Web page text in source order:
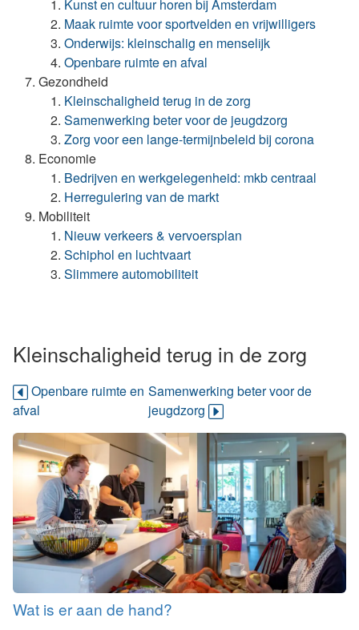
Kunst en cultuur horen bij Amsterdam
Maak ruimte voor sportvelden en vrijwilligers
Onderwijs: kleinschalig en menselijk
Openbare ruimte en afval
Gezondheid
Kleinschaligheid terug in de zorg
Samenwerking beter voor de jeugdzorg
Zorg voor een lange-termijnbeleid bij corona
Economie
Bedrijven en werkgelegenheid: mkb centraal
Herregulering van de markt
Mobiliteit
Nieuw verkeers & vervoersplan
Schiphol en luchtvaart
Slimmere automobiliteit
Kleinschaligheid terug in de zorg
Openbare ruimte en
afval
Samenwerking beter voor de
jeugdzorg
Wat is er aan de hand?